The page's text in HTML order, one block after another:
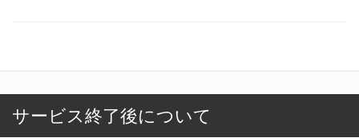
サービス終了後について